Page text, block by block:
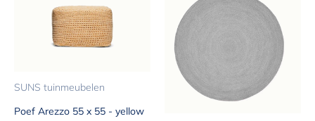
SUNS tuinmeubelen
Poef Arezzo 55 x 55 - yellow